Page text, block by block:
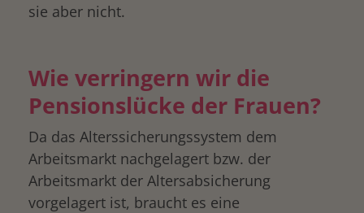
sie aber nicht.
Wie verringern wir die
Pensionslücke der Frauen?
Da das Alterssicherungssystem dem
Arbeitsmarkt nachgelagert bzw. der
Arbeitsmarkt der Altersabsicherung
vorgelagert ist, braucht es eine